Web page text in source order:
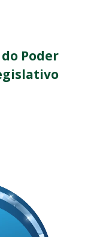
do Poder